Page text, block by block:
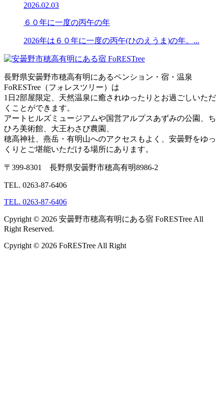
2026.02.03
６０年に一度の丙午の年
2026年は６０年に一度の丙午(ひのえうま)の年。...
長野県安曇野市穂高有明にあるペンション・宿・温泉
FoRESTree（フォレスツリー）は
1日2部屋限定、天然温泉に癒されゆったりとお過ごしいただ
くことができます。
アートヒルズミュージアムや国営アルプスあずみの公園、ち
ひろ美術館、大王わさび農園、
穂高神社、燕岳・有明山へのアクセスもよく、安曇野をゆっ
くりとご堪能いただける場所にあります。
〒399-8301 長野県安曇野市穂高有明8986-2
TEL. 0263-87-6406
TEL. 0263-87-6406
Cpyright © 2026 安曇野市穂高有明にある宿 FoRESTree All
Right Reserved.
Cpyright © 2026 FoRESTree All Right